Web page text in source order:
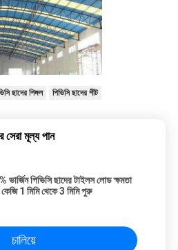
ছাদের শিঙ্গল পিভিসি ছাদের শীট
সেরা মূল্য পান
ভার্জিন পিভিসি ছাদের টাইলস লোড ক্ষমতা
1 মিমি থেকে 3 মিমি পুরু
চালিয়ে